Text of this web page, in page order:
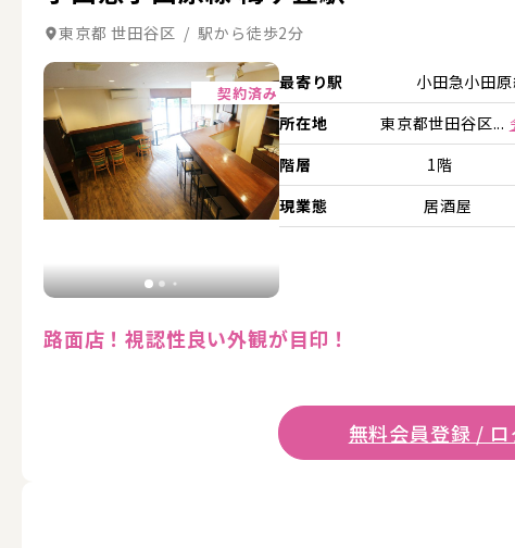
東京都 世田谷区 / 駅から徒歩2分
契約済み
詳細を見る
最寄り駅 小田急小田
所在地
東京都世田谷区...
階層
1階
現業態
居酒屋
路面店！視認性良い外観が目印！
無料会員登録 / ロ